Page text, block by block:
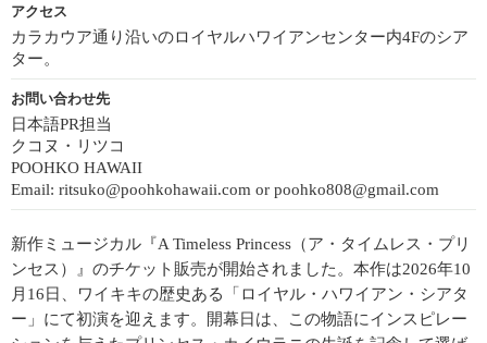
アクセス
カラカウア通り沿いのロイヤルハワイアンセンター内4Fのシア
ター。
お問い合わせ先
日本語PR担当
クコヌ・リツコ
POOHKO HAWAII
Email: ritsuko@poohkohawaii.com or poohko808@gmail.com
新作ミュージカル『A Timeless Princess（ア・タイムレス・プリ
ンセス）』のチケット販売が開始されました。本作は2026年10
月16日、ワイキキの歴史ある「ロイヤル・ハワイアン・シアタ
ー」にて初演を迎えます。開幕日は、この物語にインスピレー